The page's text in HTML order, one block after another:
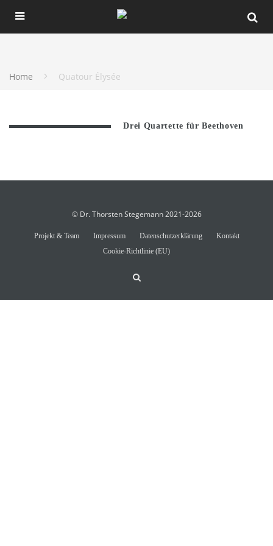
Home Quatour Élysée
Drei Quartette für Beethoven
© Dr. Thorsten Stegemann 2021-2026
Projekt & Team Impressum Datenschutzerklärung
Kontakt
Cookie-Richtlinie (EU)